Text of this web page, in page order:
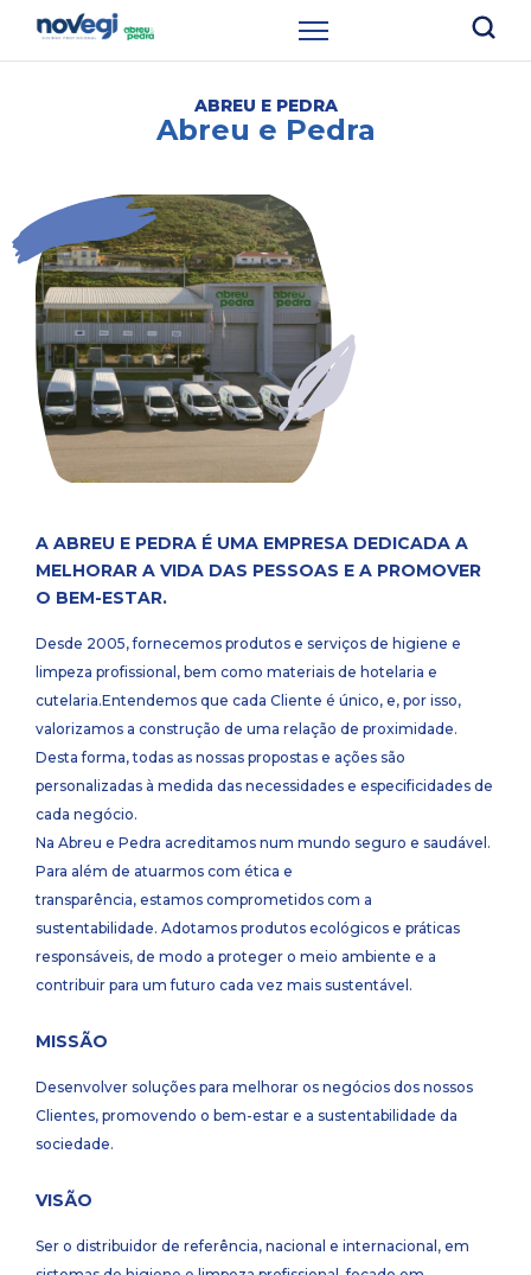
ABREU E PEDRA
Abreu e Pedra
A ABREU E PEDRA É UMA EMPRESA DEDICADA A
MELHORAR A VIDA DAS PESSOAS E A PROMOVER
O BEM-ESTAR.
Desde 2005, fornecemos produtos e serviços de higiene e
limpeza profissional, bem como materiais de hotelaria e
cutelaria.Entendemos que cada Cliente é único, e, por isso,
valorizamos a construção de uma relação de proximidade.
Desta forma, todas as nossas propostas e ações são
personalizadas à medida das necessidades e especificidades de
cada negócio.
Na Abreu e Pedra acreditamos num mundo seguro e saudável.
Para além de atuarmos com ética e
transparência, estamos comprometidos com a
sustentabilidade. Adotamos produtos ecológicos e práticas
responsáveis, de modo a proteger o meio ambiente e a
contribuir para um futuro cada vez mais sustentável.
MISSÃO
Desenvolver soluções para melhorar os negócios dos nossos
Clientes, promovendo o bem-estar e a sustentabilidade da
sociedade.
VISÃO
Ser o distribuidor de referência, nacional e internacional, em